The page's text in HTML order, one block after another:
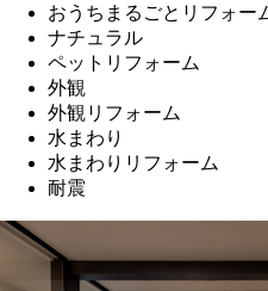
おうちまるごとリフォー
ナチュラル
ペットリフォーム
外観
外観リフォーム
水まわり
水まわりリフォーム
耐震